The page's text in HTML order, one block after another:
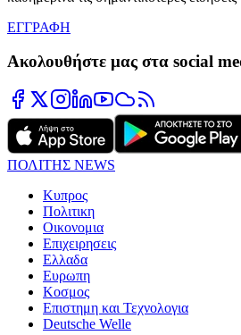
ΕΓΓΡΑΦΗ
Ακολουθήστε μας στα social
ΠΟΛΙΤΗΣ NEWS
Κυπρος
Πολιτικη
Οικονομια
Επιχειρησεις
Ελλαδα
Ευρωπη
Κοσμος
Επιστημη και Τεχνολογια
Deutsche Welle